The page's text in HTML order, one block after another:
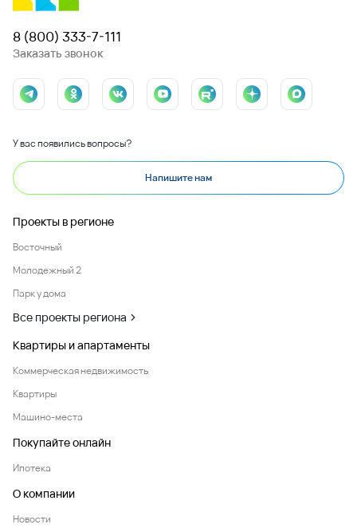
8 (800) 333-7-111
Заказать звонок
У вас появились вопросы?
Напишите нам
Проекты в регионе
Восточный
Молодежный 2
Парк у дома
Все проекты региона
Квартиры и апартаменты
Коммерческая недвижимость
Квартиры
Машино-места
Покупайте онлайн
Ипотека
О компании
Новости